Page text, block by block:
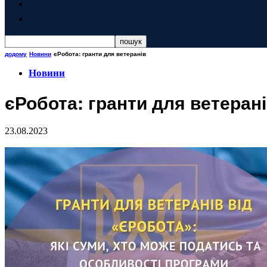
додому Новини єРобота: гранти для ветеранів
Новини
єРобота: гранти для
23.08.2023